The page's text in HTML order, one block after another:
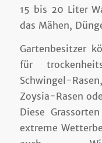
15 bis 20 Liter
das Mähen,
Gartenbesitzer
für
Schwingel-
Zoysia-Rasen
Diese
extreme